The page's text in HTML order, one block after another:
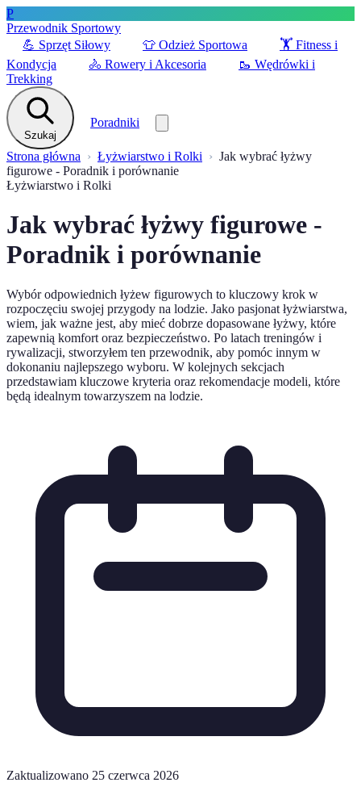
P
Przewodnik Sportowy
💪 Sprzęt Siłowy 👕 Odzież Sportowa 🏋️ Fitness i
Kondycja
🚴 Rowery i Akcesoria 🥾 Wędrówki i
Trekking
Szukaj
Poradniki
Strona główna Łyżwiarstwo i Rolki
Jak wybrać łyżwy
figurowe - Poradnik i porównanie
Łyżwiarstwo i Rolki
Jak wybrać łyżwy figurowe -
Poradnik i porównanie
Wybór odpowiednich łyżew figurowych to kluczowy krok w
rozpoczęciu swojej przygody na lodzie. Jako pasjonat łyżwiarstwa,
wiem, jak ważne jest, aby mieć dobrze dopasowane łyżwy, które
zapewnią komfort oraz bezpieczeństwo. Po latach treningów i
rywalizacji, stworzyłem ten przewodnik, aby pomóc innym w
dokonaniu najlepszego wyboru. W kolejnych sekcjach
przedstawiam kluczowe kryteria oraz rekomendacje modeli, które
będą idealnym towarzyszem na lodzie.
Zaktualizowano 25 czerwca 2026